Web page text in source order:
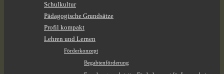
Schulkultur
Pädagogische Grundsätze
Profil kompakt
Lehren und Lernen
Förderkonzept
Begabtenförderung